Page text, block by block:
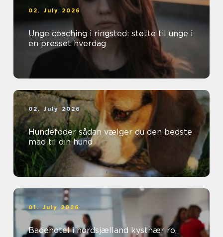
02. July 2026
Unge coaching i ringsted: støtte til unge i
en presset hverdag
02. July 2026
Hundefoder sådan vælger du den bedste
mad til din hund
01. July 2026
Badehotel i nordsjælland kystnær ro,